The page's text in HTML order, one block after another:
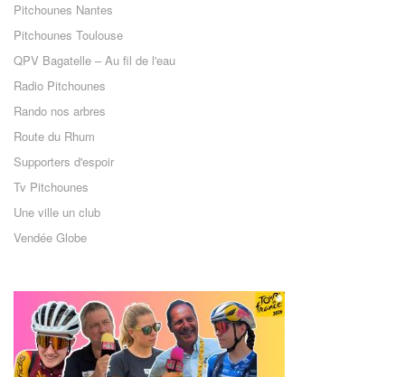
Pitchounes Nantes
Pitchounes Toulouse
QPV Bagatelle – Au fil de l'eau
Radio Pitchounes
Rando nos arbres
Route du Rhum
Supporters d'espoir
Tv Pitchounes
Une ville un club
Vendée Globe